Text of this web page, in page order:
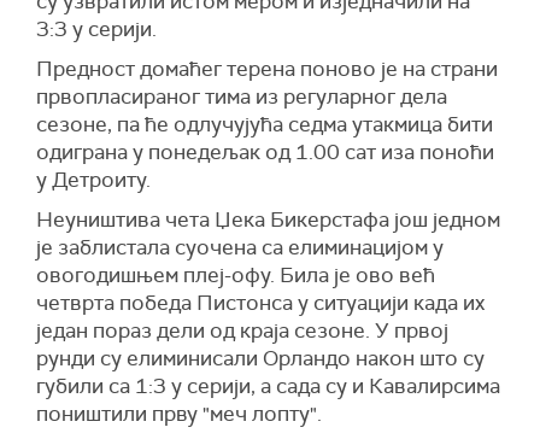
3:3 у серији.
Предност домаћег терена поново је на страни
првопласираног тима из регуларног дела
сезоне, па ће одлучујућа седма утакмица бити
одиграна у понедељак од 1.00 сат иза поноћи
у Детроиту.
Неуништива чета Џека Бикерстафа још једном
је заблистала суочена са елиминацијом у
овогодишњем плеј-офу. Била је ово већ
четврта победа Пистонса у ситуацији када их
један пораз дели од краја сезоне. У првој
рунди су елиминисали Орландо након што су
губили са 1:3 у серији, а сада су и Кавалирсима
поништили прву "меч лопту".